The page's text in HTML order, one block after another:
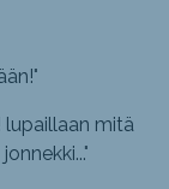
"
lupaillaan mitä
"